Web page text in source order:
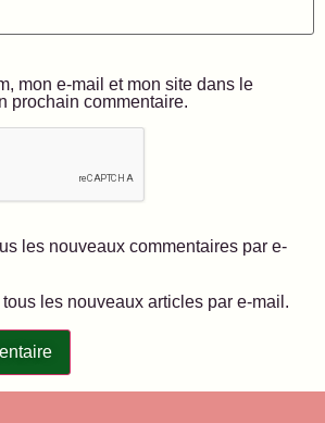
mon e-mail et mon site dans le
prochain commentaire.
les nouveaux commentaires par e-
les nouveaux articles par e-mail.